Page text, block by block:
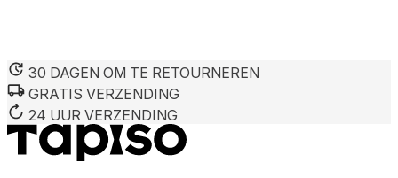
30 DAGEN OM TE RETOURNEREN
GRATIS VERZENDING
24 UUR VERZENDING
We gebruiken cookies om inhoud en advertenties te
deze informatie combineren met andere gegevens die u
diensten.